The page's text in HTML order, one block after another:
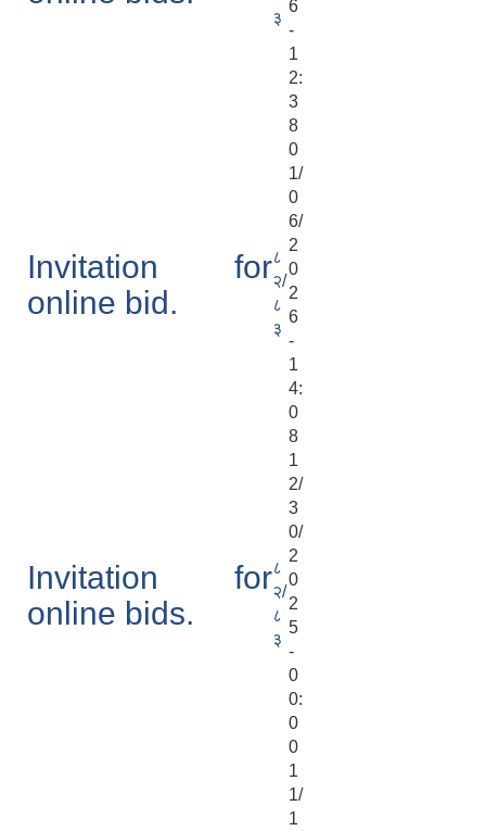
३
6
-
1
2:
3
8
Invitation for
online bid.
८
२/
८
३
0
1/
0
6/
2
0
2
6
-
1
4:
0
8
Invitation for
online bids.
८
२/
८
३
1
2/
3
0/
2
0
2
5
-
0
0:
0
0
1
1/
1